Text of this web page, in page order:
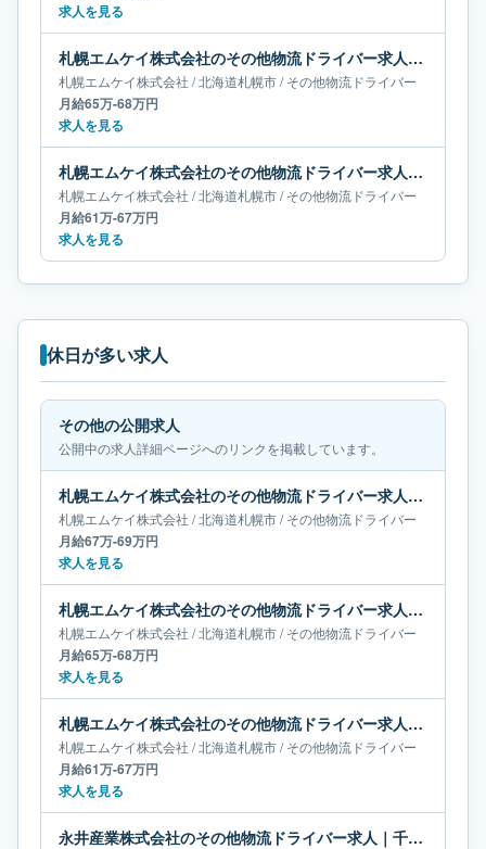
求人を見る
札幌エムケイ株式会社のその他物流ドライバー求人｜北海道札幌市｜月給65万-68万円
札幌エムケイ株式会社 /北海道札幌市/その他物流ドライバー
月給65万-68万円
求人を見る
札幌エムケイ株式会社のその他物流ドライバー求人｜北海道札幌市｜月給61万-67万円
札幌エムケイ株式会社 /北海道札幌市/その他物流ドライバー
月給61万-67万円
求人を見る
休日が多い求人
その他の公開求人
公開中の求人詳細ページへのリンクを掲載しています。
札幌エムケイ株式会社のその他物流ドライバー求人｜北海道札幌市｜月給67万-69万円
札幌エムケイ株式会社 /北海道札幌市/その他物流ドライバー
月給67万-69万円
求人を見る
札幌エムケイ株式会社のその他物流ドライバー求人｜北海道札幌市｜月給65万-68万円
札幌エムケイ株式会社 /北海道札幌市/その他物流ドライバー
月給65万-68万円
求人を見る
札幌エムケイ株式会社のその他物流ドライバー求人｜北海道札幌市｜月給61万-67万円
札幌エムケイ株式会社 /北海道札幌市/その他物流ドライバー
月給61万-67万円
求人を見る
永井産業株式会社のその他物流ドライバー求人｜千葉県市原市｜月給63万-68万円